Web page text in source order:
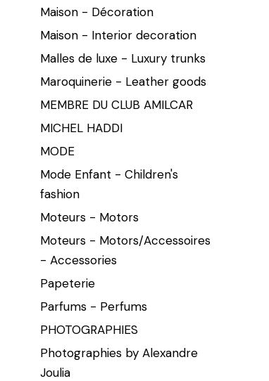
Maison - Décoration
Maison - Interior decoration
Malles de luxe - Luxury trunks
Maroquinerie - Leather goods
MEMBRE DU CLUB AMILCAR
MICHEL HADDI
MODE
Mode Enfant - Children's
fashion
Moteurs - Motors
Moteurs - Motors/Accessoires
- Accessories
Papeterie
Parfums - Perfums
PHOTOGRAPHIES
Photographies by Alexandre
Joulia